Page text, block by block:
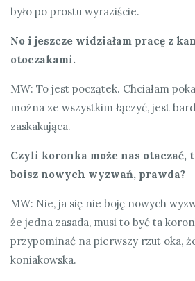
było po prostu wyraziście.
No i jeszcze widziałam pracę z
otoczakami.
MW: To jest początek. Chciałam
można ze wszystkim łączyć, jest
zaskakująca.
Czyli koronka może nas otaczać,
boisz nowych wyzwań, prawda?
MW: Nie, ja się nie boję nowych
że jedna zasada, musi to być ta
przypominać na pierwszy rzut oka,
koniakowska.